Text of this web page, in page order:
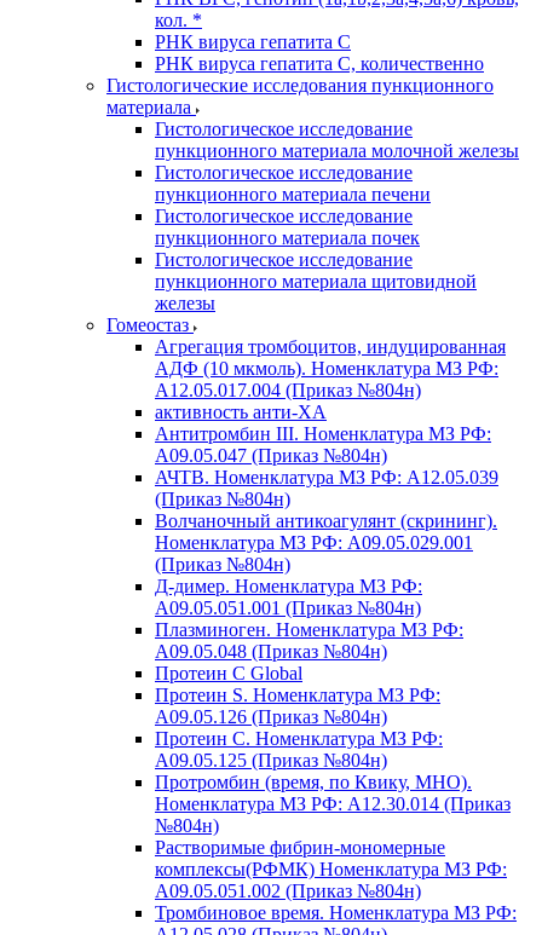
кол. *
РНК вируса гепатита C
РНК вируса гепатита C, количественно
Гистологические исследования пункционного
материала
Гистологическое исследование
пункционного материала молочной железы
Гистологическое исследование
пункционного материала печени
Гистологическое исследование
пункционного материала почек
Гистологическое исследование
пункционного материала щитовидной
железы
Гомеостаз
Агрегация тромбоцитов, индуцированная
АДФ (10 мкмоль). Номенклатура МЗ РФ:
A12.05.017.004 (Приказ №804н)
активность анти-ХА
Антитромбин III. Номенклатура МЗ РФ:
A09.05.047 (Приказ №804н)
АЧТВ. Номенклатура МЗ РФ: A12.05.039
(Приказ №804н)
Волчаночный антикоагулянт (скрининг).
Номенклатура МЗ РФ: A09.05.029.001
(Приказ №804н)
Д-димер. Номенклатура МЗ РФ:
A09.05.051.001 (Приказ №804н)
Плазминоген. Номенклатура МЗ РФ:
A09.05.048 (Приказ №804н)
Протеин C Global
Протеин S. Номенклатура МЗ РФ:
A09.05.126 (Приказ №804н)
Протеин С. Номенклатура МЗ РФ:
A09.05.125 (Приказ №804н)
Протромбин (время, по Квику, МНО).
Номенклатура МЗ РФ: A12.30.014 (Приказ
№804н)
Растворимые фибрин-мономерные
комплексы(РФМК) Номенклатура МЗ РФ:
A09.05.051.002 (Приказ №804н)
Тромбиновое время. Номенклатура МЗ РФ: